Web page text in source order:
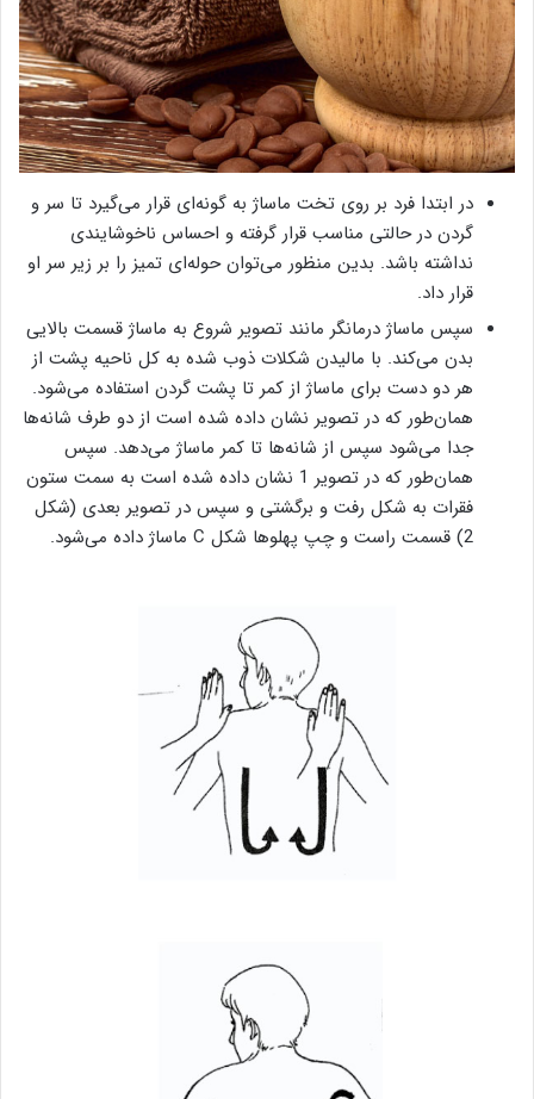
در ابتدا فرد بر روی تخت ماساژ به گونه‌ای قرار می‌گیرد تا سر و
گردن در حالتی مناسب قرار گرفته و احساس ناخوشایندی
نداشته باشد. بدین منظور می‌توان حوله‌ای تمیز را بر زیر سر او
قرار داد.
سپس ماساژ درمانگر مانند تصویر شروع به ماساژ قسمت بالایی
بدن می‌کند. با مالیدن شکلات ذوب شده به کل ناحیه پشت از
هر دو دست برای ماساژ از کمر تا پشت گردن استفاده می‌شود.
همان‌طور که در تصویر نشان داده شده است از دو طرف شانه‌ها
جدا می‌شود سپس از شانه‌ها تا کمر ماساژ می‌دهد. سپس
همان‌طور که در تصویر 1 نشان داده شده است به سمت ستون
فقرات به شکل رفت و برگشتی و سپس در تصویر بعدی (شکل
2) قسمت راست و چپ پهلوها شکل C ماساژ داده می‌شود.